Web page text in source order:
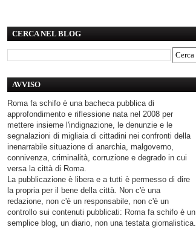
CERCA NEL BLOG
AVVISO
Roma fa schifo è una bacheca pubblica di
approfondimento e riflessione nata nel 2008 per
mettere insieme l'indignazione, le denunzie e le
segnalazioni di migliaia di cittadini nei confronti della
inenarrabile situazione di anarchia, malgoverno,
connivenza, criminalità, corruzione e degrado in cui
versa la città di Roma.
La pubblicazione è libera e a tutti è permesso di dire
la propria per il bene della città. Non c'è una
redazione, non c'è un responsabile, non c'è un
controllo sui contenuti pubblicati: Roma fa schifo è un
semplice blog, un diario, non una testata giornalistica.